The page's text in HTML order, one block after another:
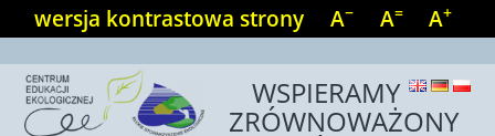
wersja kontrastowa strony A− A= A+
WSPIERAMY
ZRÓWNOWAŻONY